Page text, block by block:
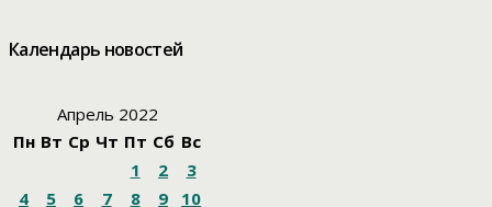
БуксманАлександр Винников
Александр Соловьев
Филиппова Алексей Корниенко
Алексей ХозяйскийАлексей Черный
Алисаалкоголизация Алкоголь
Календарь новостей
Апрель 2022
Пн Вт Ср Чт Пт Сб Вс
1
2
3
4
5 6 7 8 9
10